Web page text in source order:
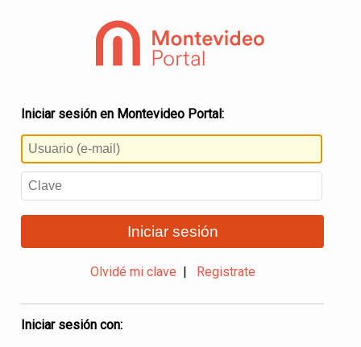
Iniciar sesión en Montevideo Portal:
Iniciar sesión
Olvidé mi clave Registrate
Iniciar sesión con: